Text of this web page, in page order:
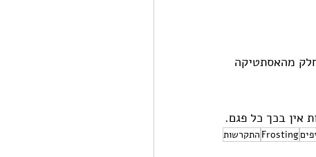
מהאסתטיקה
אין בכך כל פגם.
Frosting התקרשות